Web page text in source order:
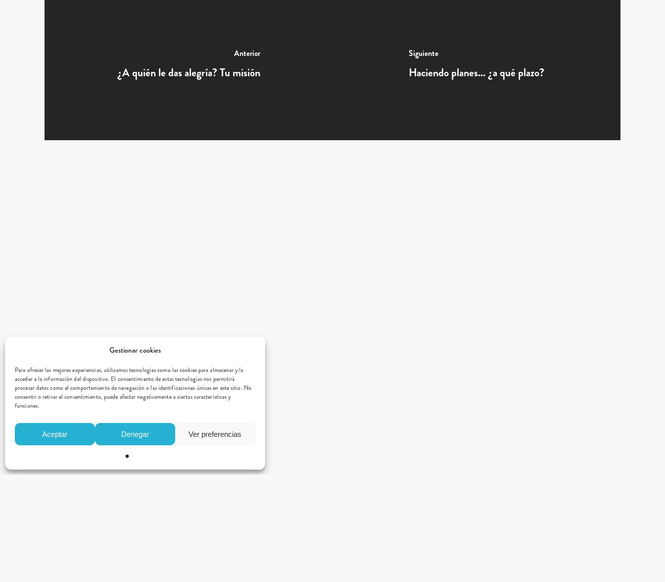
Gestionar cookies
Para ofrecer las mejores experiencias, utilizamos tecnologías como las cookies para almacenar y/o
acceder a la información del dispositivo. El consentimiento de estas tecnologías nos permitirá
procesar datos como el comportamiento de navegación o las identificaciones únicas en este sitio. No
consentir o retirar el consentimiento, puede afectar negativamente a ciertas características y
funciones.
Aceptar Denegar Ver preferencias
Anterior
¿A quién le das alegría? Tu misión
Siguiente
Haciendo planes... ¿a qué plazo?